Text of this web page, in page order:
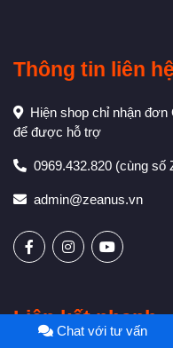
Thông tin liên hệ
Hiện shop chỉ nhận
để được hỗ trợ
0969.432.820 (cùng số
admin@zeanus.vn
Liên kết nhanh
Chat với tư vấn